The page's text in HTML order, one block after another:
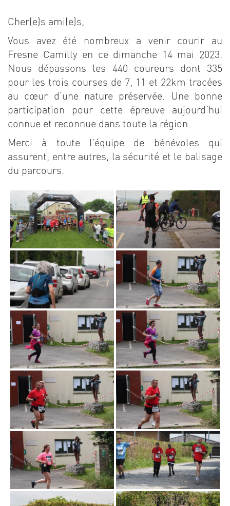
Cher(e)s ami(e)s,
Vous avez été nombreux a venir courir au
Fresne Camilly en ce dimanche 14 mai 2023.
Nous dépassons les 440 coureurs dont 335
pour les trois courses de 7, 11 et 22km tracées
au cœur d’une nature préservée. Une bonne
participation pour cette épreuve aujourd’hui
connue et reconnue dans toute la région.
Merci à toute l’équipe de bénévoles qui
assurent, entre autres, la sécurité et le balisage
du parcours.